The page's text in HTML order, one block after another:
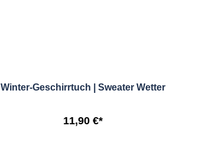
Winter-Geschirrtuch | Sweater Wetter
11,90 €*